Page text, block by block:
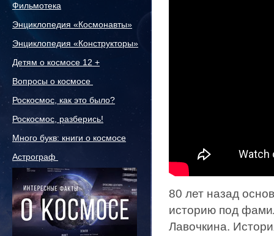
Фильмотека
Энциклопедия «Космонавты»
Энциклопедия «Конструкторы»
Детям о космосе 12 +
Вопросы о космосе
Роскосмос, как это было?
Роскосмос, разберись!
Много букв: книги о космосе
Астрограф
80 лет назад
историю под
Лавочкина.